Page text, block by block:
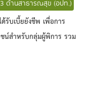
ด้านสาธารณสุข (อปท.)
รับเบี้ยยังชีพ เพื่อการ
น์สำหรับกลุ่มผู้พิการ รวม